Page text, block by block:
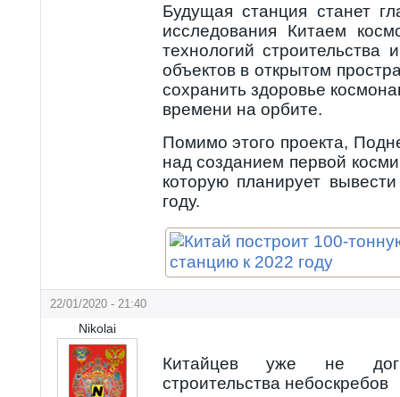
Будущая станция станет
исследования Китаем
технологий строительства
объектов в открытом
сохранить здоровье
времени на орбите.
Помимо этого проекта,
над созданием первой
которую планирует
году.
22/01/2020 - 21:40
Nikolai
Китайцев уже не
строительства небоскребов